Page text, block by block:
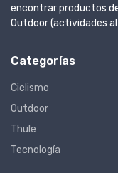
encontrar productos
Outdoor (actividades al
Categorías
Ciclismo
Outdoor
Thule
Tecnología